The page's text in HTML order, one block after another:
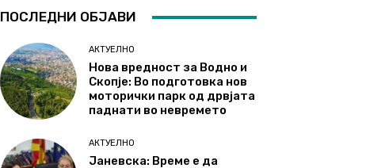
ПОСЛЕДНИ ОБЈАВИ
АКТУЕЛНО
Нова вредност за Водно и
Скопје: Во подготовка нов
моторички парк од дрвјата
паднати во невремето
АКТУЕЛНО
Јаневска: Време е да